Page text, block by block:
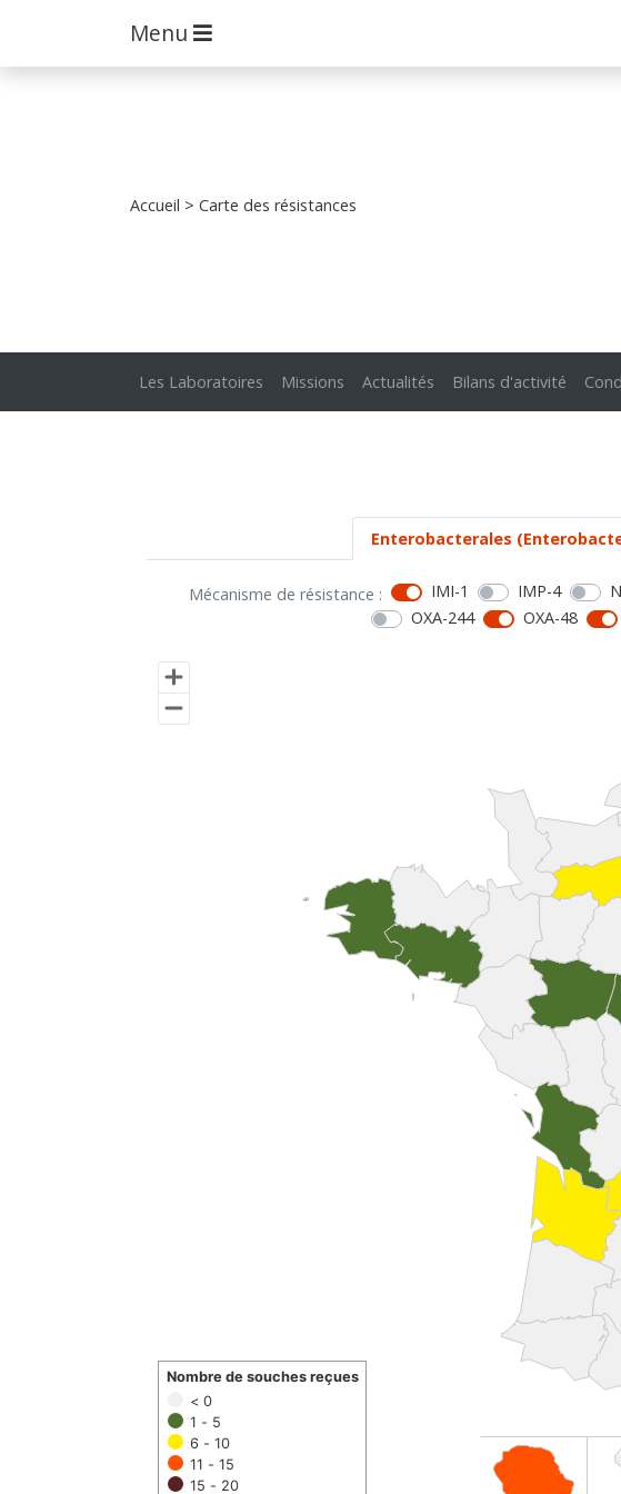
Menu
Accueil > Carte des résistances
Les Laboratoires Missions Actualités Bilans d'activité
Enterobacterales
Mécanisme de résistance : IMI-1 IMP-4
OXA-244
OXA-48
< 0
1 - 5
6 - 10
11 - 15
15 - 20
Nombre de souches reçues